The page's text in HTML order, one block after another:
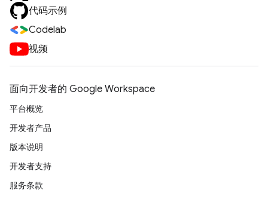
代码示例
Codelab
视频
面向开发者的 Google Workspace
平台概览
开发者产品
版本说明
开发者支持
服务条款